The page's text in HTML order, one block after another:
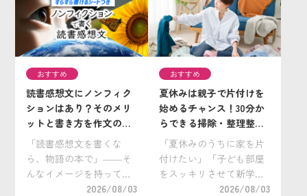
おすすめ
読書感想文にノンフィク
ションはあり？そのメリ
ットと書き方を作文の神
様が解説！／すぐに使え
る『読書感想文・書き方
ガイド』も紹介
「読書感想文を書くな
ら、物語の本で」――そ
んなイメージを持ってい
る方も多いのではないで
2026/08/03
おすすめ
夏休みは親子で片付けを
始めるチャンス！30分か
らできる掃除・整理整頓
のコツと子ども服の手放
し方
「夏休みのうちに家を片
付けたい」「子ども部屋
をスッキリさせて新学期
を迎えたい」と考えてい
2026/08/03